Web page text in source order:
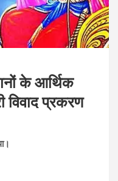
के आर्थिक
विवाद प्रकरण